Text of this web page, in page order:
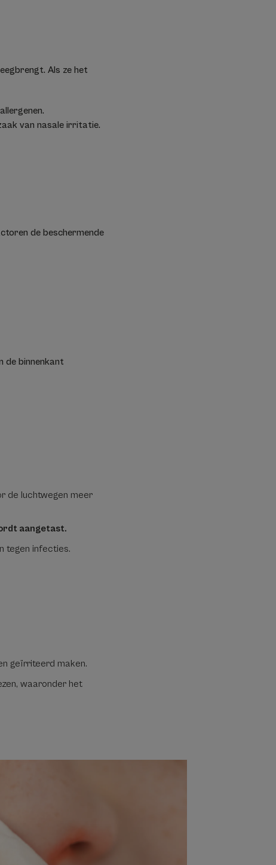
Als ze het
van nasale irritatie.
de beschermende
de binnenkant
de luchtwegen meer
aangetast.
tegen infecties.
geïrriteerd maken.
waaronder het